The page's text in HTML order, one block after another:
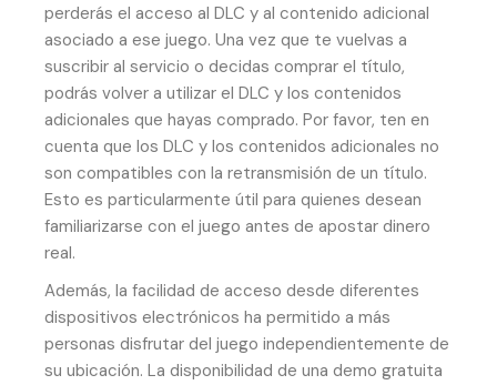
perderás el acceso al DLC y al contenido adicional
asociado a ese juego. Una vez que te vuelvas a
suscribir al servicio o decidas comprar el título,
podrás volver a utilizar el DLC y los contenidos
adicionales que hayas comprado. Por favor, ten en
cuenta que los DLC y los contenidos adicionales no
son compatibles con la retransmisión de un título.
Esto es particularmente útil para quienes desean
familiarizarse con el juego antes de apostar dinero
real.
Además, la facilidad de acceso desde diferentes
dispositivos electrónicos ha permitido a más
personas disfrutar del juego independientemente de
su ubicación. La disponibilidad de una demo gratuita